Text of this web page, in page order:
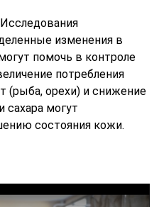
изменения в
помочь в контроле
потребления
(рыба, орехи) и снижение
сахара могут
состояния кожи.